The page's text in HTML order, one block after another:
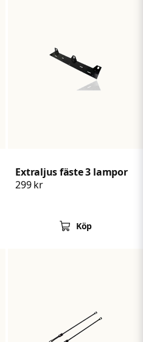
Extraljus fäste 3 lampor
299 kr
Köp